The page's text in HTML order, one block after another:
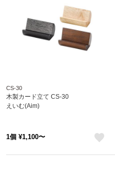
CS-30
木製カード立て CS-30
えいむ(Aim)
1個 ¥1,100〜